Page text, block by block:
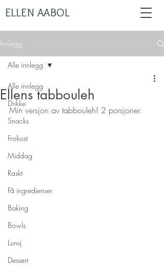
ELLEN AABOL
Innlegg
Alle innlegg
Drikke
Snacks
Frokost
Middag
Raskt
Få ingredienser
Baking
Bowls
Lunsj
Dessert
Alle innlegg
Ellens tabbouleh
Min versjon av tabbouleh! 2 porsjoner.